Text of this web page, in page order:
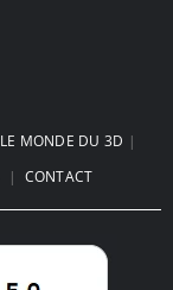
LE MONDE DU 3D |
| CONTACT